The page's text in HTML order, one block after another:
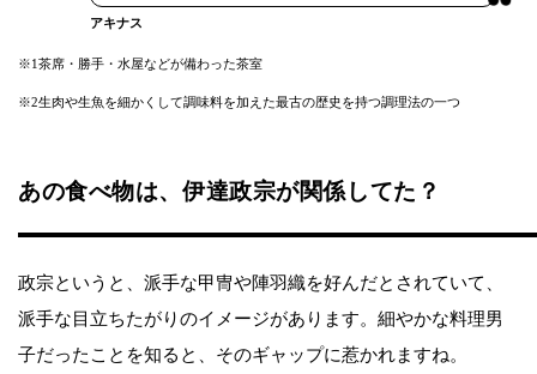
アキナス
※1茶席・勝手・水屋などが備わった茶室
※2生肉や生魚を細かくして調味料を加えた最古の歴史を持つ調理法の一つ
あの食べ物は、伊達政宗が関係してた？
政宗というと、派手な甲冑や陣羽織を好んだとされていて、
派手な目立ちたがりのイメージがあります。細やかな料理男
子だったことを知ると、そのギャップに惹かれますね。